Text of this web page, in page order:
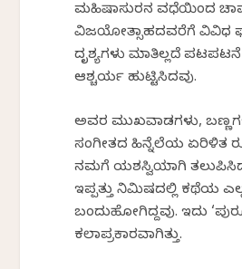
ಮಹಿಷಾಸುರನ ವಧೆಯಿಂದ
ವಿಜಯೋತ್ಸಾಹದವರೆಗೆ ವಿವಿಧ
ದೃಶ್ಯಗಳು ಮಾತಿಲ್ಲದೆ
ಆಶ್ಚರ್ಯ ಹುಟ್ಟಿಸಿದವು.
ಅವರ ಮುಖವಾಡಗಳು,
ಸಂಗೀತದ ಹಿನ್ನೆಲೆಯ ಏರಿಳಿತ
ನಮಗೆ ಯಶಸ್ವಿಯಾಗಿ
ಇಪ್ಪತ್ತು ನಿಮಿಷದಲ್ಲಿ ಕಥೆಯ
ಬಂದುಹೋಗಿದ್ದವು. ಇದು
ಕಲಾಪ್ರಕಾರವಾಗಿತ್ತು.